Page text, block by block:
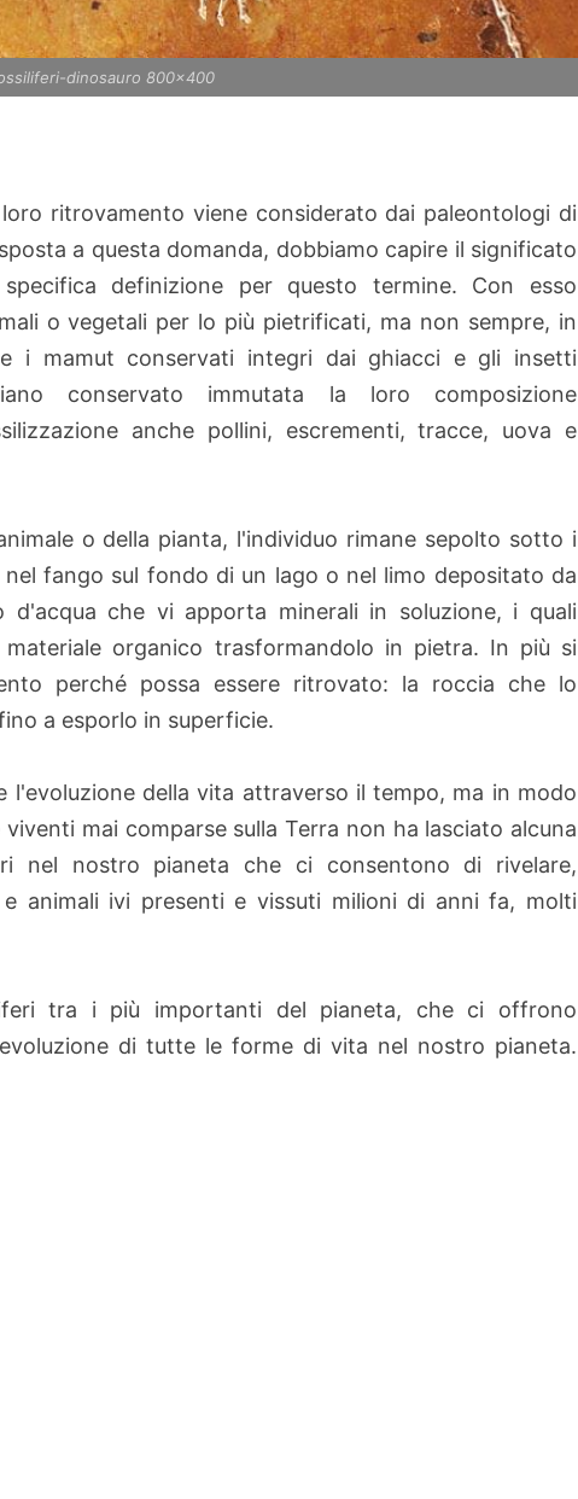
dinosauro 800x400
ritrovamento viene considerato dai paleontologi di
a questa domanda, dobbiamo capire il significato
definizione per questo termine. Con esso
o vegetali per lo più pietrificati, ma non sempre, in
i mamut conservati integri dai ghiacci e gli insetti
conservato immutata la loro composizione
anche pollini, escrementi, tracce, uova e
o della pianta, l'individuo rimane sepolto sotto i
fango sul fondo di un lago o nel limo depositato da
d'acqua che vi apporta minerali in soluzione, i quali
organico trasformandolo in pietra. In più si
perché possa essere ritrovato: la roccia che lo
a esporlo in superficie.
l'evoluzione della vita attraverso il tempo, ma in modo
mai comparse sulla Terra non ha lasciato alcuna
nel nostro pianeta che ci consentono di rivelare,
animali ivi presenti e vissuti milioni di anni fa, molti
tra i più importanti del pianeta, che ci offrono
di tutte le forme di vita nel nostro pianeta.